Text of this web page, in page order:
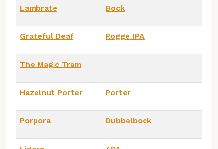
Lambrate Bock
Grateful Deaf Rogge IPA
The Magic Tram
Hazelnut Porter Porter
Porpora Dubbelbock